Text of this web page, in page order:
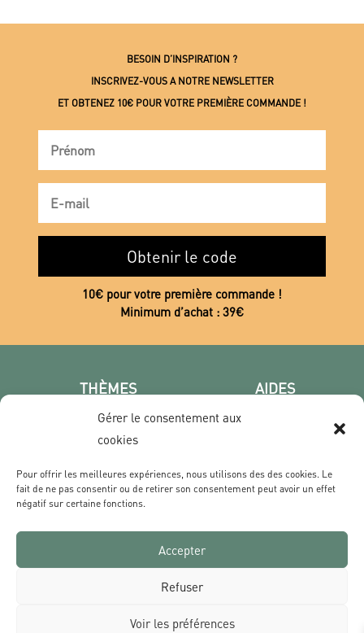
Gérer le consentement aux
cookies
Pour offrir les meilleures expériences, nous utilisons des des cookies. Le
fait de ne pas consentir ou de retirer son consentement peut avoir un effet
négatif sur certaine fonctions.
Accepter
Refuser
Voir les préférences
BESOIN D’INSPIRATION ?
INSCRIVEZ-VOUS A NOTRE NEWSLETTER
ET OBTENEZ 10€ POUR VOTRE PREMIÈRE COMMANDE !
Obtenir le code
10€ pour votre première commande !
Minimum d’achat : 39€
THÈMES
Poster photo
Les villes
Film & Série
AIDES
Qui sommes nous ?
Livraisons & Retours